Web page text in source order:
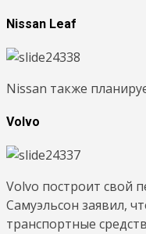
Nissan Leaf
Nissan также
Volvo
Volvo построит свой
Самуэльсон заявил,
транспортные